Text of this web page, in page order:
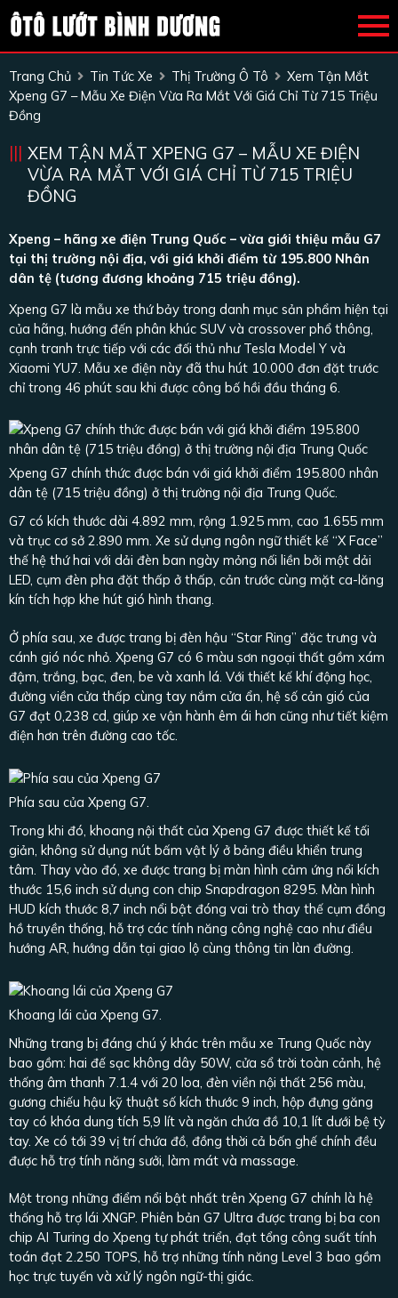
Trang Chủ Tin Tức Xe Thị Trường Ô Tô
Xem Tận Mắt
Xpeng G7 – Mẫu Xe Điện Vừa Ra Mắt Với Giá Chỉ Từ 715 Triệu
Đồng
XEM TẬN MẮT XPENG G7 – MẪU XE ĐIỆN
VỪA RA MẮT VỚI GIÁ CHỈ TỪ 715 TRIỆU
ĐỒNG
Xpeng – hãng xe điện Trung Quốc – vừa giới thiệu mẫu G7
tại thị trường nội địa, với giá khởi điểm từ 195.800 Nhân
dân tệ (tương đương khoảng 715 triệu đồng).
Xpeng G7 là mẫu xe thứ bảy trong danh mục sản phẩm hiện tại
của hãng, hướng đến phân khúc SUV và crossover phổ thông,
cạnh tranh trực tiếp với các đối thủ như Tesla Model Y và
Xiaomi YU7. Mẫu xe điện này đã thu hút 10.000 đơn đặt trước
chỉ trong 46 phút sau khi được công bố hồi đầu tháng 6.
Xpeng G7 chính thức được bán với giá khởi điểm 195.800 nhân
dân tệ (715 triệu đồng) ở thị trường nội địa Trung Quốc.
G7 có kích thước dài 4.892 mm, rộng 1.925 mm, cao 1.655 mm
và trục cơ sở 2.890 mm. Xe sử dụng ngôn ngữ thiết kế “X Face”
thế hệ thứ hai với dải đèn ban ngày mỏng nối liền bởi một dải
LED, cụm đèn pha đặt thấp ở thấp, cản trước cùng mặt ca-lăng
kín tích hợp khe hút gió hình thang.
Ở phía sau, xe được trang bị đèn hậu “Star Ring” đặc trưng và
cánh gió nóc nhỏ. Xpeng G7 có 6 màu sơn ngoại thất gồm xám
đậm, trắng, bạc, đen, be và xanh lá. Với thiết kế khí động học,
đường viền cửa thấp cùng tay nắm cửa ẩn, hệ số cản gió của
G7 đạt 0,238 cd, giúp xe vận hành êm ái hơn cũng như tiết kiệm
điện hơn trên đường cao tốc.
Phía sau của Xpeng G7.
Trong khi đó, khoang nội thất của Xpeng G7 được thiết kế tối
giản, không sử dụng nút bấm vật lý ở bảng điều khiển trung
tâm. Thay vào đó, xe được trang bị màn hình cảm ứng nổi kích
thước 15,6 inch sử dụng con chip Snapdragon 8295. Màn hình
HUD kích thước 8,7 inch nổi bật đóng vai trò thay thế cụm đồng
hồ truyền thống, hỗ trợ các tính năng công nghệ cao như điều
hướng AR, hướng dẫn tại giao lộ cùng thông tin làn đường.
Khoang lái của Xpeng G7.
Những trang bị đáng chú ý khác trên mẫu xe Trung Quốc này
bao gồm: hai đế sạc không dây 50W, cửa sổ trời toàn cảnh, hệ
thống âm thanh 7.1.4 với 20 loa, đèn viền nội thất 256 màu,
gương chiếu hậu kỹ thuật số kích thước 9 inch, hộp đựng găng
tay có khóa dung tích 5,9 lít và ngăn chứa đồ 10,1 lít dưới bệ tỳ
tay. Xe có tới 39 vị trí chứa đồ, đồng thời cả bốn ghế chính đều
được hỗ trợ tính năng sưởi, làm mát và massage.
Một trong những điểm nổi bật nhất trên Xpeng G7 chính là hệ
thống hỗ trợ lái XNGP. Phiên bản G7 Ultra được trang bị ba con
chip AI Turing do Xpeng tự phát triển, đạt tổng công suất tính
toán đạt 2.250 TOPS, hỗ trợ những tính năng Level 3 bao gồm
học trực tuyến và xử lý ngôn ngữ-thị giác.